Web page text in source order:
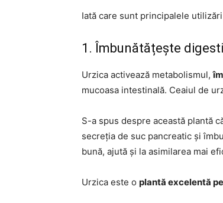
Iată care sunt principalele
1. Îmbunătățește
Urzica activează metabolismul,
mucoasa intestinală. Ceaiul de
S-a spus despre această plantă
secreția de suc pancreatic și
bună, ajută și la asimilarea mai
Urzica este o plantă excelentă